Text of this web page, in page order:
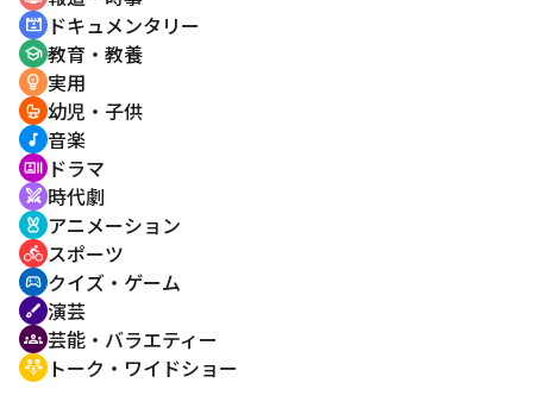
cinematic_blur ドキュメンタリー
school 教育・教養
emoji_objects 実用
crib 幼児・子供
music_note 音楽
recent_actors ドラマ
swords 時代劇
cruelty_free アニメーション
directions_bike スポーツ
sports_esports クイズ・ゲーム
brush 演芸
groups 芸能・バラエティー
adaptive_audio_mic トーク・ワイドショー